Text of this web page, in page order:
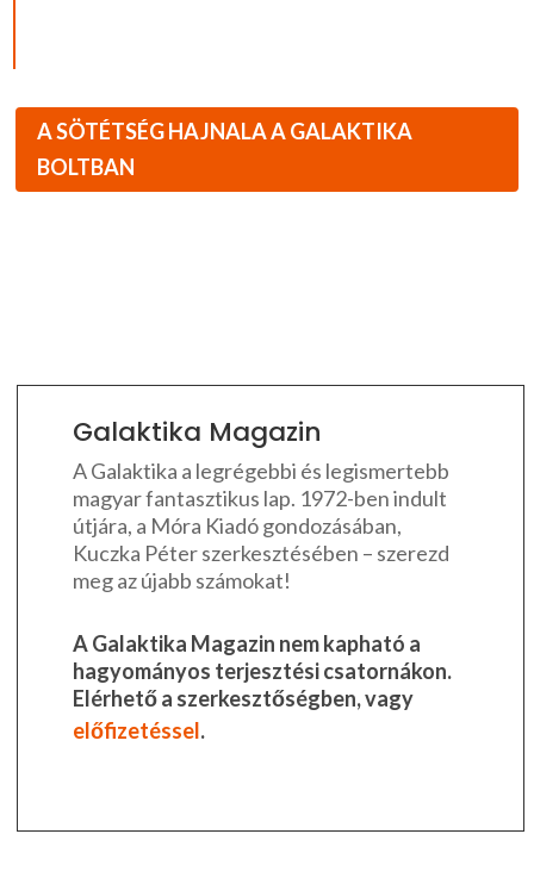
A SÖTÉTSÉG HAJNALA A GALAKTIKA
BOLTBAN
Galaktika Magazin
A Galaktika a legrégebbi és legismertebb
magyar fantasztikus lap. 1972-ben indult
útjára, a Móra Kiadó gondozásában,
Kuczka Péter szerkesztésében – szerezd
meg az újabb számokat!
A Galaktika Magazin nem kapható a
hagyományos terjesztési csatornákon.
Elérhető a szerkesztőségben, vagy
előfizetéssel.